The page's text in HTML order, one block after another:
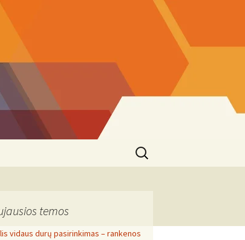
Search
for:
temos
vidaus durų pasirinkimas – rankenos